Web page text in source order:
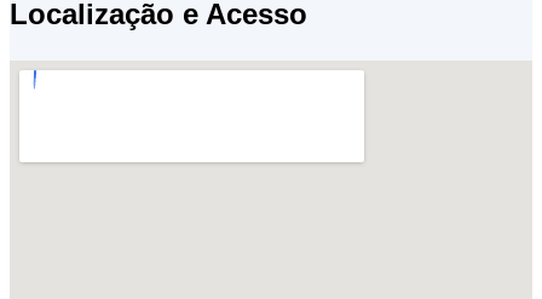
Localização e Acesso